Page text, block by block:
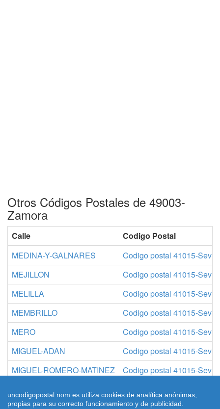
Otros Códigos Postales de 49003-
Zamora
Calle
Codigo Postal
MEDINA-Y-GALNARES
Codigo postal 41015-
MEJILLON
Codigo postal 41015-
MELILLA
Codigo postal 41015-
MEMBRILLO
Codigo postal 41015-
MERO
Codigo postal 41015-
MIGUEL-ADAN
Codigo postal 41015-
MIGUEL-ROMERO-MATINEZ
Codigo postal 41015-
uncodigopostal.nom.es utiliza cookies de analítica anónimas,
propias para su correcto funcionamiento y de publicidad.